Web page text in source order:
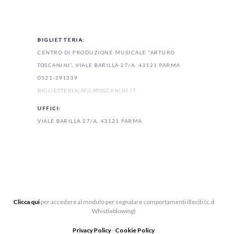
BIGLIETTERIA:
CENTRO DI PRODUZIONE MUSICALE “ARTURO
TOSCANINI”, VIALE BARILLA 27/A, 43121 PARMA
0521-391339
BIGLIETTERIA[AT]LATOSCANINI.IT
UFFICI:
VIALE BARILLA 27/A, 43121 PARMA
Clicca quiper accedere al modulo per segnalare comportamenti illeciti (c.d
Whistleblowing)
Privacy Policy- Cookie Policy